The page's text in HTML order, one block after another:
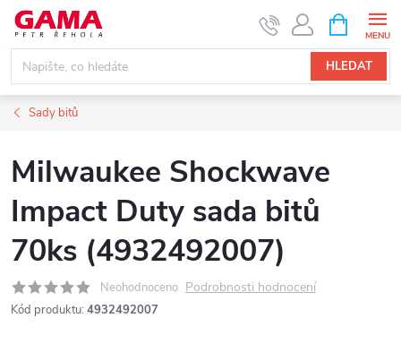
Přejít
obsah
HLEDAT
NÁKUPNÍ
KOŠÍK
Sady bitů
Milwaukee Shockwave
Impact Duty sada bitů
70ks (4932492007)
Neohodnoceno Podrobnosti hodnocení
Kód produktu: 4932492007